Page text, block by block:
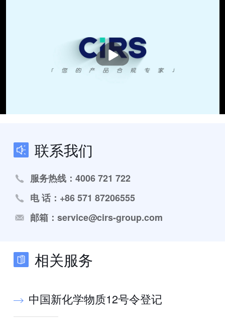
播
放
联系我们
服务热线：4006 721 722
电 话：+86 571 87206555
邮箱：service@cirs-group.com
相关服务
中国新化学物质12号令登记